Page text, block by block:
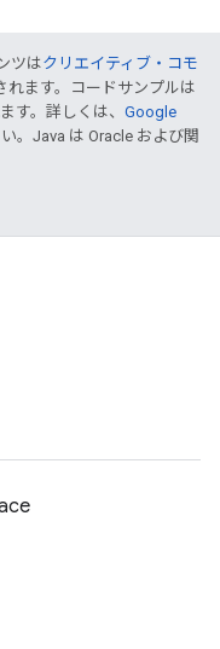
ツはクリエイティブ・コモ
れます。コードサンプルは
す。詳しくは、 Google
。Java は Oracle および関